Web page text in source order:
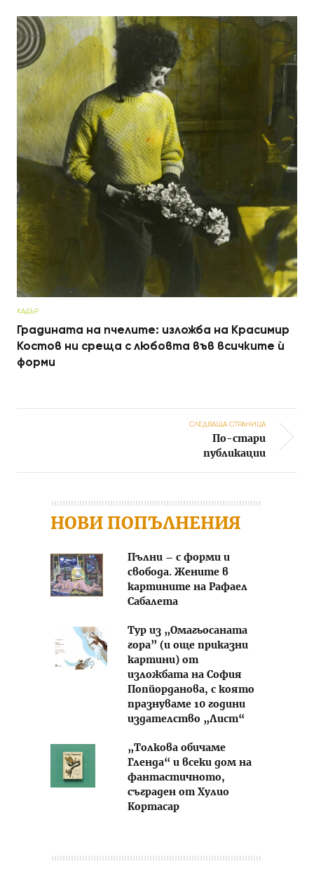
КАДЪР
Градината на пчелите: изложба на Красимир
Костов ни среща с любовта във всичките ѝ
форми
СЛЕДВАЩА СТРАНИЦА
По-стари
публикации
НОВИ ПОПЪЛНЕНИЯ
Пълни – с форми и
свобода. Жените в
картините на Рафаел
Сабалета
Тур из „Омагьосаната
гора” (и още приказни
картини) от
изложбата на София
Попйорданова, с която
празнуваме 10 години
издателство „Лист“
„Толкова обичаме
Гленда“ и всеки дом на
фантастичното,
съграден от Хулио
Кортасар